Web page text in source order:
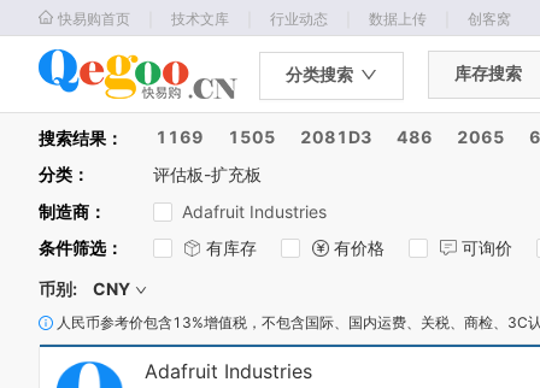
快易购首页 技术文库 行业动态 数据上传 创客窝
分类搜索 库存搜索
搜索结果： 1169 1505 2081D3 486 2065
分类 ：
评估板-扩充板
制造商 ：
Adafruit Industries
条件筛选： 有库存 有价格
可询价
币别:
CNY
人民币参考价包含13%增值税，不包含国际、国内运费、关税、商检、3C
Adafruit Industries